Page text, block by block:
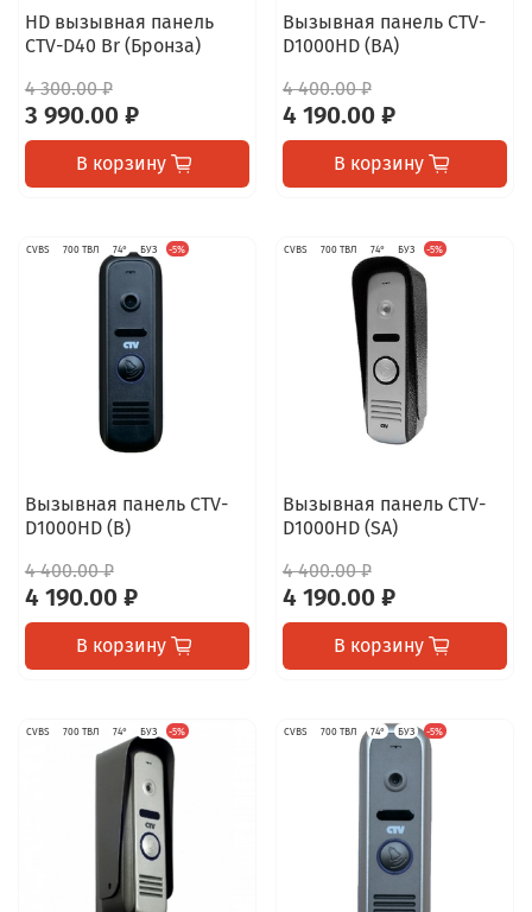
HD вызывная панель
CTV-D40 Br (Бронза)
4 300.00 ₽
3 990.00 ₽
В корзину
Вызывная панель CTV-
D1000HD (BA)
4 400.00 ₽
4 190.00 ₽
В корзину
CVBS 700 ТВЛ 74° БУЗ -5%
Вызывная панель CTV-
D1000HD (B)
4 400.00 ₽
4 190.00 ₽
В корзину
CVBS 700 ТВЛ 74° БУЗ -5%
Вызывная панель CTV-
D1000HD (SA)
4 400.00 ₽
4 190.00 ₽
В корзину
CVBS 700 ТВЛ 74° БУЗ -5% CVBS 700 ТВЛ 74° БУЗ -5%